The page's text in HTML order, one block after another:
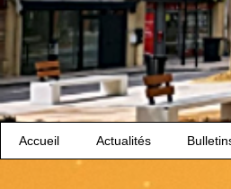
Accueil Actualités